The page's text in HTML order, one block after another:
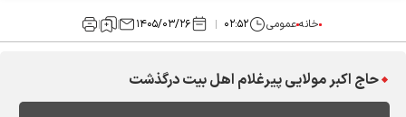
خانهعمومی ۰۲:۵۲ ۱۴۰۵/۰۳/۲۶
حاج اکبر مولایی پیرغلام اهل بیت درگذشت